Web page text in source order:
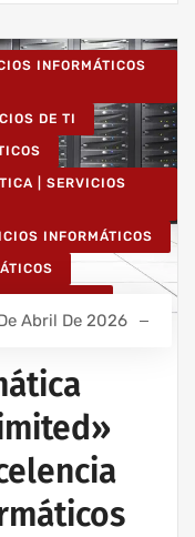
INFORMÁTICOS
DE TI
| SERVICIOS
INFORMÁTICOS
INFORMÁTICA
Abril De 2026